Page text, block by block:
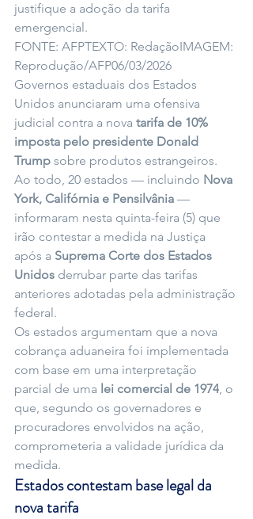
justifique a adoção da tarifa
emergencial.
FONTE: AFPTEXTO: RedaçãoIMAGEM:
Reprodução/AFP06/03/2026
Governos estaduais dos Estados
Unidos anunciaram uma ofensiva
judicial contra a nova tarifa de 10%
imposta pelo presidente Donald
Trump sobre produtos estrangeiros.
Ao todo, 20 estados — incluindo Nova
York, Califórnia e Pensilvânia —
informaram nesta quinta-feira (5) que
irão contestar a medida na Justiça
após a Suprema Corte dos Estados
Unidos derrubar parte das tarifas
anteriores adotadas pela administração
federal.
Os estados argumentam que a nova
cobrança aduaneira foi implementada
com base em uma interpretação
parcial de uma lei comercial de 1974, o
que, segundo os governadores e
procuradores envolvidos na ação,
comprometeria a validade jurídica da
medida.
Estados contestam base legal da
nova tarifa